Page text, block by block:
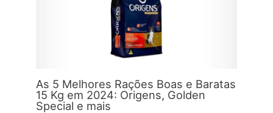
As 5 Melhores Rações Boas e Baratas
15 Kg em 2024: Origens, Golden
Special e mais